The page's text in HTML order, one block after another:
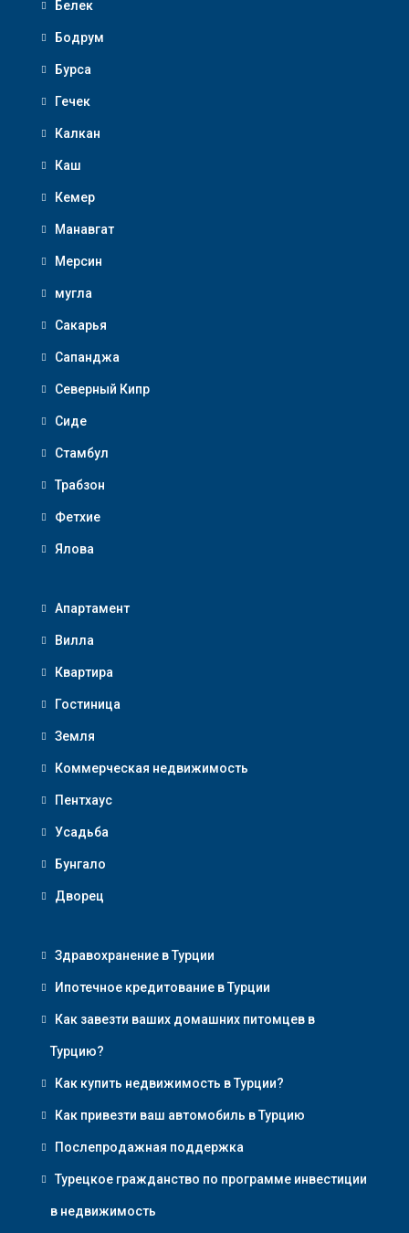
Белек
Бодрум
Бурса
Гечек
Калкан
Каш
Кемер
Манавгат
Мерсин
мугла
Сакарья
Сапанджа
Северный Кипр
Сиде
Стамбул
Трабзон
Фетхие
Ялова
Апартамент
Вилла
Квартира
Гостиница
Земля
Коммерческая недвижимость
Пентхаус
Усадьба
Бунгало
Дворец
Здравохранение в Турции
Ипотечное кредитование в Турции
Как завезти ваших домашних питомцев в
Турцию?
Как купить недвижимость в Турции?
Как привезти ваш автомобиль в Турцию
Послепродажная поддержка
Турецкое гражданство по программе инвестиции
в недвижимость